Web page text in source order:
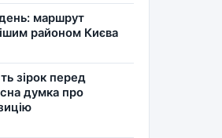
маршрут
районом Києва
зірок перед
думка про